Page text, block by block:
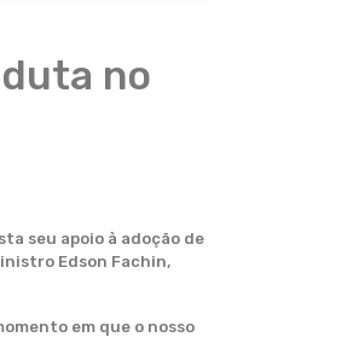
no
seu apoio à adoção de
Edson Fachin,
em que o nosso